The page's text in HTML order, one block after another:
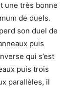
une très bonne
de duels.
son duel de
puis
qui s’est
puis trois
parallèles, il